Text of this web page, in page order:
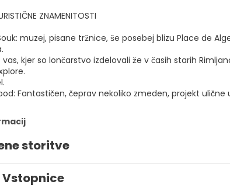
ZNAMENITOSTI
muzej, pisane tržnice, še posebej blizu Place de
vas, kjer so lončarstvo izdelovali že v časih starih
Fantastičen, čeprav nekoliko zmeden, projekt
storitve
Vstopnice